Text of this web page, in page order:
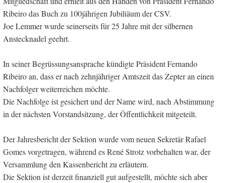
Ribeiro das Buch zu 100jährigen Jubiliäum der CSV.
Joe Lemmer wurde seinerseits für 25 Jahre mit der silbernen
Anstecknadel geehrt.
In seiner Begrüssungsansprache kündigte Präsident Fernando
Ribeiro an, dass er nach zehnjähriger Amtszeit das Zepter an einen
Nachfolger weiterreichen möchte.
Die Nachfolge ist gesichert und der Name wird, nach Abstimmung
in der nächsten Vorstandsitzung, der Öffentlichkeit mitgeteilt.
Der Jahresbericht der Sektion wurde vom neuen Sekretär Rafael
Gomes vorgetragen, während es René Strotz vorbehalten war, der
Versammlung den Kassenbericht zu erläutern.
Die Sektion ist derzeit finanziell gut aufgestellt, möchte sich aber